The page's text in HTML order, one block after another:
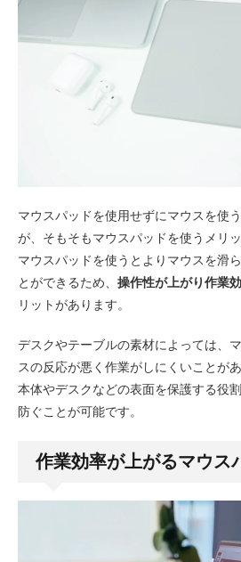
マウスパッドを使用せずにマウスを使
が、そもそもマウスパッドを使うメリ
マウスパッドを使うとよりマウスを滑
とができるため、 操作性が上がり作業
リットがあります。
デスクやテーブルの素材によっては、
スの反応が悪く作業がしにくいことが
本体やデスクなどの表面を保護する役
防ぐことが可能です。
作業効率が上がるマウス